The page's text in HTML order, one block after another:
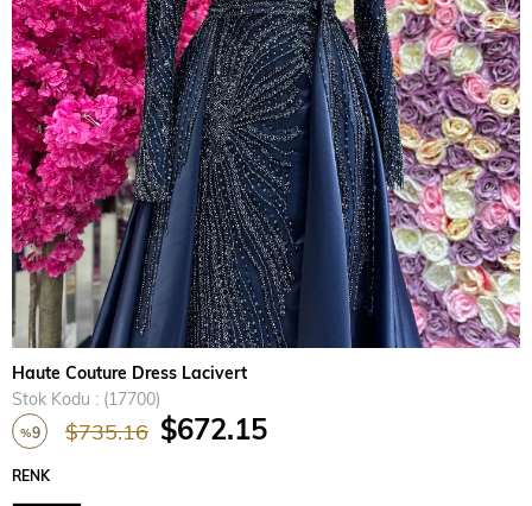
Haute Couture Dress Lacivert
Stok Kodu
(17700)
%9
İndirim
$735.16 $672.15
RENK